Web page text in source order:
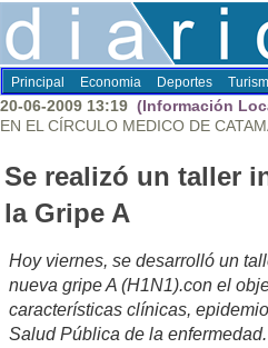
Principal Economia Deportes
20-06-2009 13:19 (Información
EN EL CÍRCULO MEDICO DE
Se realizó un taller
la Gripe A
Hoy viernes, se desarrolló un
nueva gripe A (H1N1).con el
características clínicas,
Salud Pública de la